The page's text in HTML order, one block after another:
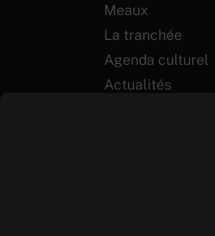
Meaux
La tranchée
Agenda culturel
Actualités